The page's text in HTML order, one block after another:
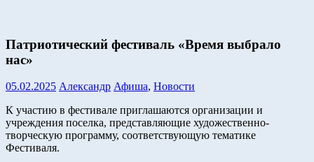
Патриотический фестиваль «Время выбрало
нас»
05.02.2025 Александр Афиша, Новости
К участию в фестивале приглашаются организации и
учреждения поселка, представляющие художественно-
творческую программу, соответствующую тематике
Фестиваля.